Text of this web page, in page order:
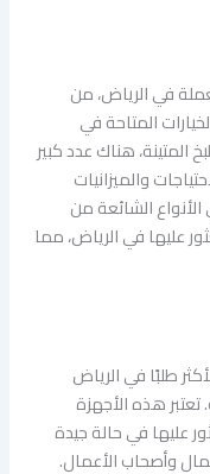
في الرياض، من
المتاحة في
المتينة، هناك عدد كبير
والميزانيات
الشائعة من
عليها في الرياض، مما
طلبًا في الرياض
تعتبر هذه الأجهزة
عليها في حالة جيدة
وأصحاب الأعمال.